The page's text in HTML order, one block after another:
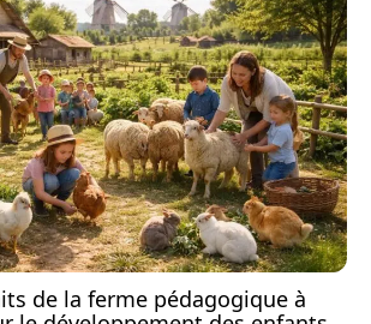
de la ferme pédagogique à